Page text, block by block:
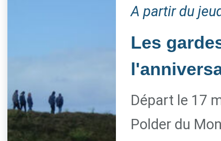
A partir du
Les
Départ le 17
Polder du